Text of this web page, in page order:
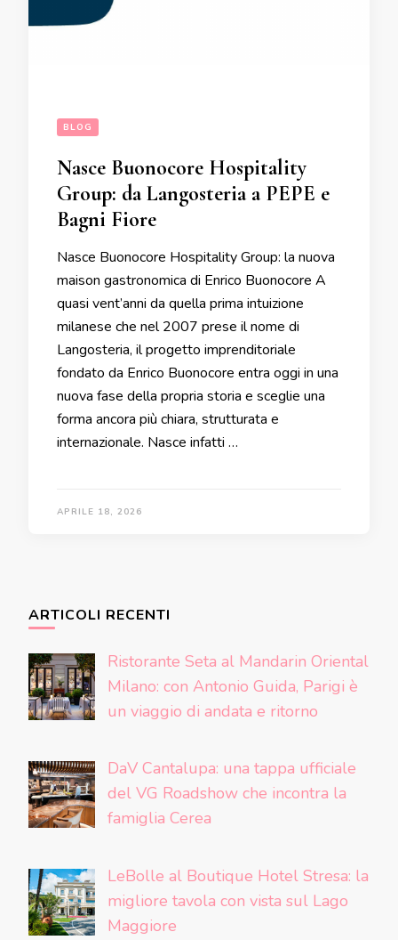
BLOG
Nasce Buonocore Hospitality
Group: da Langosteria a PEPE e
Bagni Fiore
Nasce Buonocore Hospitality Group: la nuova
maison gastronomica di Enrico Buonocore A
quasi vent’anni da quella prima intuizione
milanese che nel 2007 prese il nome di
Langosteria, il progetto imprenditoriale
fondato da Enrico Buonocore entra oggi in una
nuova fase della propria storia e sceglie una
forma ancora più chiara, strutturata e
internazionale. Nasce infatti …
APRILE 18, 2026
ARTICOLI RECENTI
Ristorante Seta al Mandarin Oriental
Milano: con Antonio Guida, Parigi è
un viaggio di andata e ritorno
DaV Cantalupa: una tappa ufficiale
del VG Roadshow che incontra la
famiglia Cerea
LeBolle al Boutique Hotel Stresa: la
migliore tavola con vista sul Lago
Maggiore